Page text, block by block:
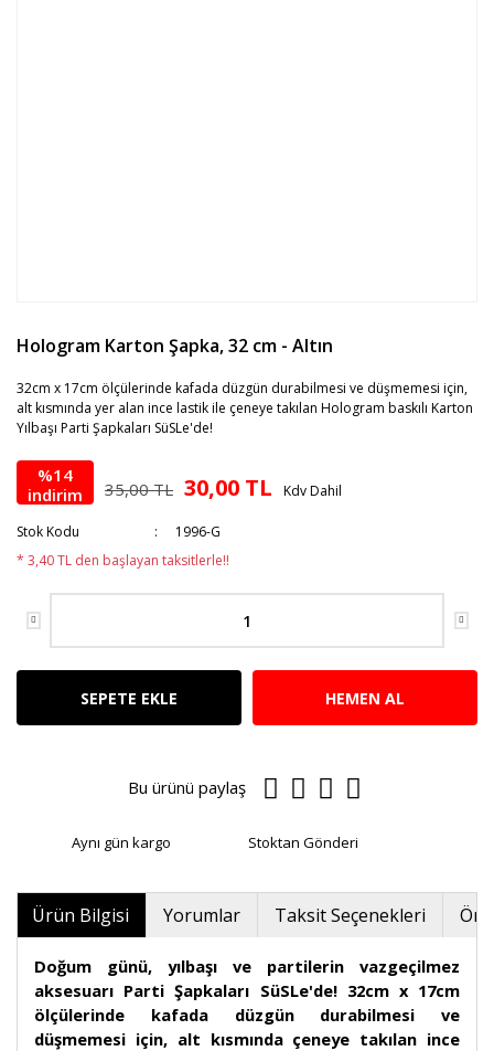
Hologram Karton Şapka, 32 cm - Altın
32cm x 17cm ölçülerinde kafada düzgün durabilmesi ve düşmemesi için,
alt kısmında yer alan ince lastik ile çeneye takılan Hologram baskılı Karton
Yılbaşı Parti Şapkaları SüSLe'de!
%14
indirim
35,00 TL 30,00 TL Kdv Dahil
Stok Kodu
1996-G
* 3,40 TL den başlayan taksitlerle!!
SEPETE EKLE HEMEN AL
Bu ürünü paylaş
Aynı gün kargo Stoktan Gönderi
Ürün Bilgisi Yorumlar Taksit Seçenekleri
Doğum günü, yılbaşı ve partilerin vazgeçilmez
aksesuarı Parti Şapkaları SüSLe'de! 32cm x 17cm
ölçülerinde kafada düzgün durabilmesi ve
düşmemesi için, alt kısmında çeneye takılan ince